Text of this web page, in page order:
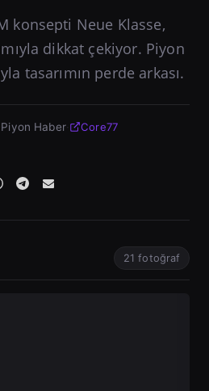
konsepti Neue Klasse,
dikkat çekiyor. Piyon
tasarımın perde arkası.
Piyon Haber· Core77
21 fotoğraf